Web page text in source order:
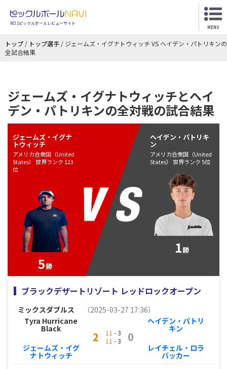
NO.1ピックルボールレビューサイト
MENU
トップ / トップ選手 / ジェームズ・イグナトウィッチ VS ヘイデン・パトリキンの
全試合結果
ジェームズ・イグナトウィッチとヘイ
デン・パトリキンの全対戦の試合結果
ジェームズ・イグナ
トウィッチ
アメリカ合衆国（United
States） 世界ランク 123
位
5勝
ヘイデン・パトリキ
ン
アメリカ合衆国（United
States） 世界ランク 5位
1勝
ブラックデザートリゾート レッドロックオープン
ミックスダブルス
（2025-03-27 17:36）
Tyra Hurricane
Black
ジェームズ・イグ
ナトウィッチ
2 11 - 3
11 - 3 0
ヘイデン・パトリ
キン
レイチェル・ロラ
バッカー